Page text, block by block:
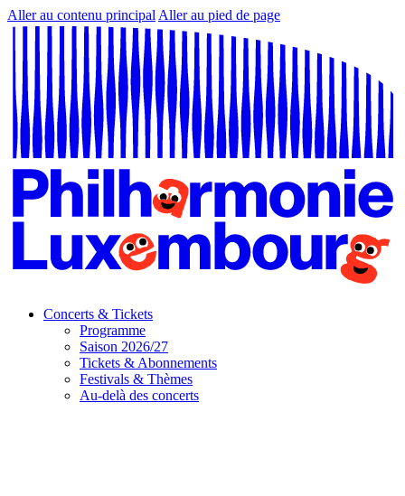
Aller au contenu principal Aller au pied de page
Concerts & Tickets
Programme
Saison 2026/27
Tickets & Abonnements
Festivals & Thèmes
Au-delà des concerts